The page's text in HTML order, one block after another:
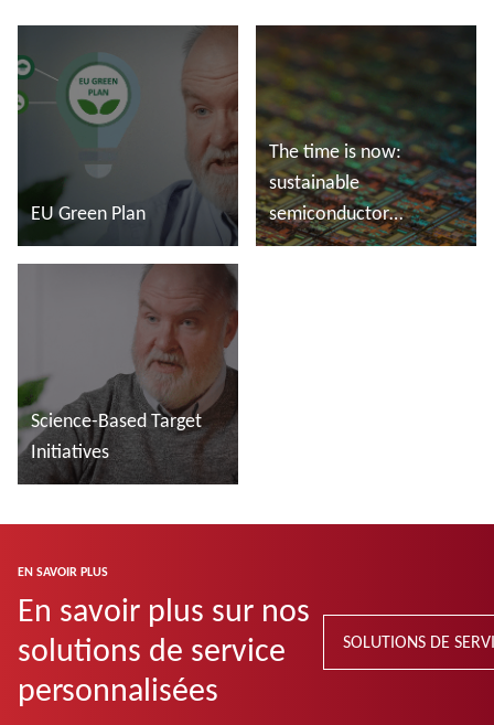
EU Green Plan
The time is now:
sustainable
semiconductor
manufacturing
Science-Based Target
Initiatives
EN SAVOIR PLUS
En savoir plus sur nos
solutions de service
personnalisées
SOLUTIONS DE